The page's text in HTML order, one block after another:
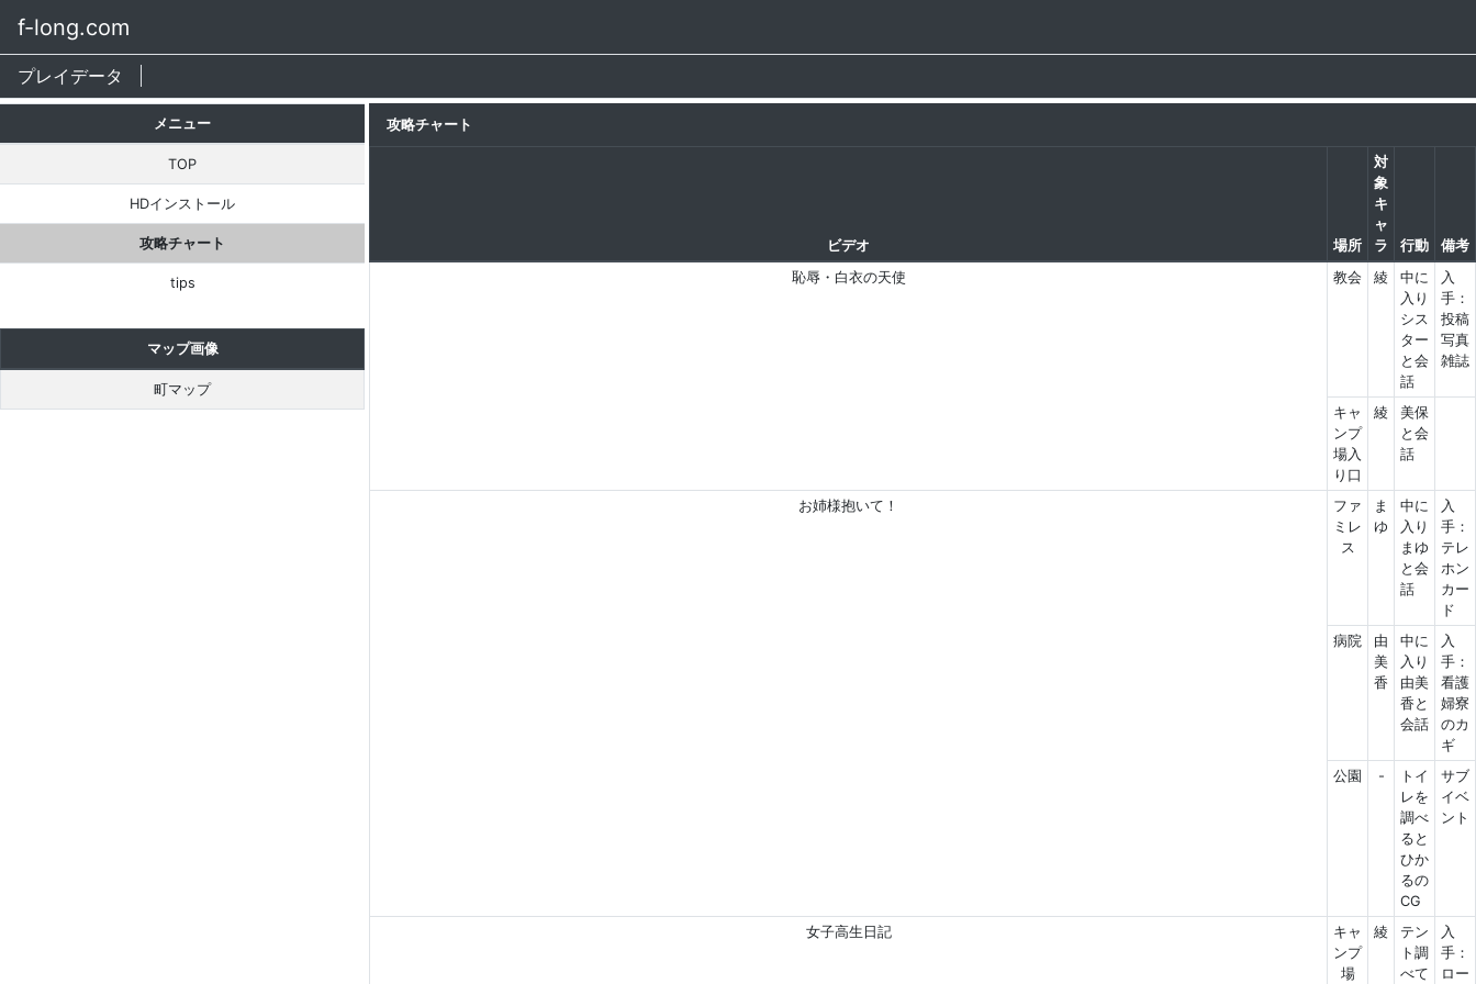
f-long.com
プレイデータ
メニュー
TOP
HDインストール
攻略チャート
tips
マップ画像
町マップ
攻略チャート
ビデオ 場所
対
象
キ
ャ
ラ
行動
備考
恥辱・白衣の天使
教会 綾
中に
入り
シス
ター
と会
話
入
手：
投稿
写真
雑誌
キャ
ンプ
場入
り口
綾
美保
と会
話
お姉様抱いて！
ファ
ミレ
ス
ま
ゆ
中に
入り
まゆ
と会
話
入
手：
テレ
ホン
カー
ド
病院
由
美
香
中に
入り
由美
香と
会話
入
手：
看護
婦寮
のカ
ギ
公園
-
トイ
レを
調べ
ると
ひか
るの
CG
サブ
イベ
ント
女子高生日記
キャ
ンプ
場
綾
テン
ト調
べて
入
手：
ロー